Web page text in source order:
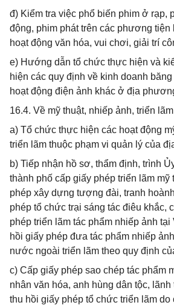
đ) Kiểm tra việc phổ biến phim ở rạp,
động, phim phát trên các phương tiện
hoạt động văn hóa, vui chơi, giải trí
e) Hướng dẫn tổ chức thực hiện và
hiện các quy định về kinh doanh
hoạt động điện ảnh khác ở địa
16.4. Về mỹ thuật, nhiếp ảnh, triển
a) Tổ chức thực hiện các hoạt động
triển lãm thuộc phạm vi quản lý của
b) Tiếp nhận hồ sơ, thẩm định, trình
thành phố cấp giấy phép triển lãm mỹ
phép xây dựng tượng đài, tranh
phép tổ chức trại sáng tác điêu khắc,
phép triển lãm tác phẩm nhiếp ảnh tại
hồi giấy phép đưa tác phẩm nhiếp
nước ngoài triển lãm theo quy định
c) Cấp giấy phép sao chép tác phẩm
nhân văn hóa, anh hùng dân tộc, lãnh
thu hồi giấy phép tổ chức triển lãm do